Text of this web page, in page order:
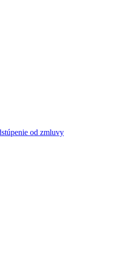
od zmluvy